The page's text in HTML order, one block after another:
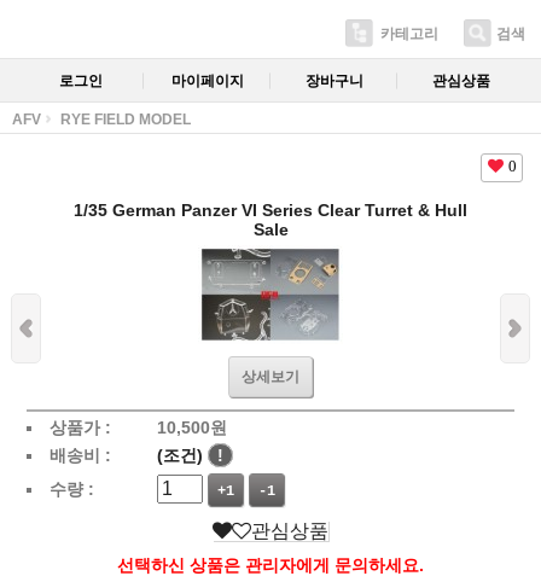
카테고리 검색
로그인 마이페이지 장바구니 관심상품
AFV RYE FIELD MODEL
0
1/35 German Panzer VI Series Clear Turret & Hull
Sale
상세보기
상품가 : 10,500원
배송비 :
(조건)
!
수량 :
+1 -1
관심상품
선택하신 상품은 관리자에게 문의하세요.